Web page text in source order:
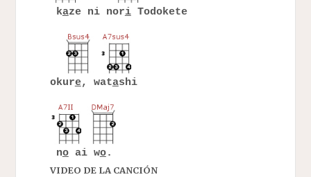
kaze ni noriTodokete
okure, watashi
noai wo.
VIDEO DE LA CANCIÓN